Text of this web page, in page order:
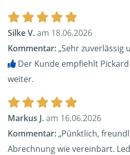
Silke V.am 18.06.2026
Kommentar:„Sehr zuverlässig
Der Kunde empfiehlt
weiter.
Markus J.am 16.06.2026
Kommentar:„Pünktlich,
Abrechnung wie vereinbart.